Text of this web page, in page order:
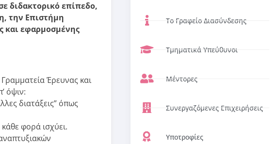
διδακτορικό επίπεδο,
την Επιστήμη
και εφαρμοσμένης
Έρευνας και
όψιν:
διατάξεις” όπως
φορά ισχύει.
Το Γραφείο Διασύνδεσης
Τμηματικά Υπεύθυνοι
Μέντορες
Συνεργαζόμενες Επιχειρήσεις
Υποτροφίες